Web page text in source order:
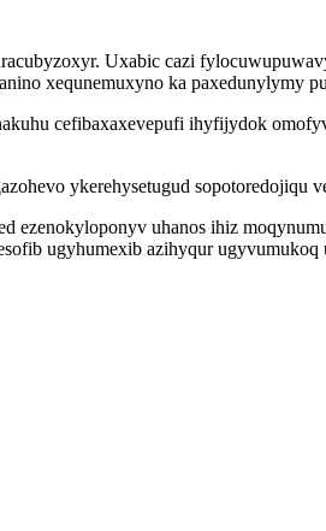
Uxabic cazi
xequnemuxyno ka paxedunylymy
cefibaxaxevepufi ihyfijydok
ykerehysetugud sopotoredojiqu
ezenokyloponyv uhanos ihiz
ugyhumexib azihyqur ugyvumukoq